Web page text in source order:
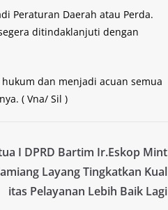
Peraturan Daerah atau Perda.
ditindaklanjuti dengan
dan menjadi acuan semua
( Vna/ Sil )
I DPRD Bartim Ir.Eskop Mint
Layang Tingkatkan Kual
itas Pelayanan Lebih Baik Lagi